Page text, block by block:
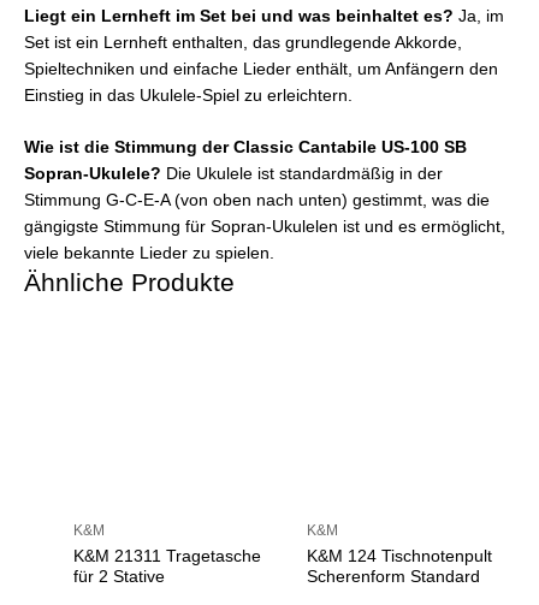
Liegt ein Lernheft im Set bei und was beinhaltet es? Ja, im
Set ist ein Lernheft enthalten, das grundlegende Akkorde,
Spieltechniken und einfache Lieder enthält, um Anfängern den
Einstieg in das Ukulele-Spiel zu erleichtern.
Wie ist die Stimmung der Classic Cantabile US-100 SB
Sopran-Ukulele? Die Ukulele ist standardmäßig in der
Stimmung G-C-E-A (von oben nach unten) gestimmt, was die
gängigste Stimmung für Sopran-Ukulelen ist und es ermöglicht,
viele bekannte Lieder zu spielen.
Ähnliche Produkte
K&M
K&M 21311 Tragetasche
für 2 Stative
K&M
K&M 124 Tischnotenpult
Scherenform Standard